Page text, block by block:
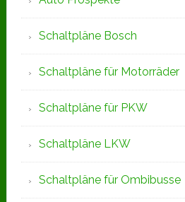
Schaltpläne Bosch
Schaltpläne für Motorräder
Schaltpläne für PKW
Schaltpläne LKW
Schaltpläne für Ombibusse